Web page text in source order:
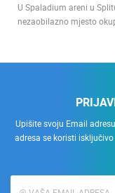
U Spaladium areni u
nezaobilazno mjesto
Upišite svoju Email
adresa se koristi